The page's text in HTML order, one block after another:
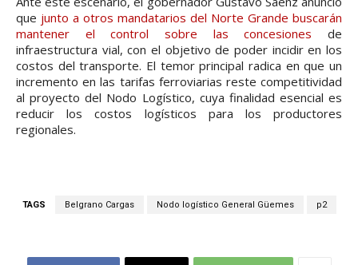
que junto a otros mandatarios del Norte Grande buscarán
mantener el control sobre las concesiones de
infraestructura vial, con el objetivo de poder incidir en los
costos del transporte. El temor principal radica en que un
incremento en las tarifas ferroviarias reste competitividad
al proyecto del Nodo Logístico, cuya finalidad esencial es
reducir los costos logísticos para los productores
regionales.
TAGS Belgrano Cargas Nodo logístico General Güemes p2